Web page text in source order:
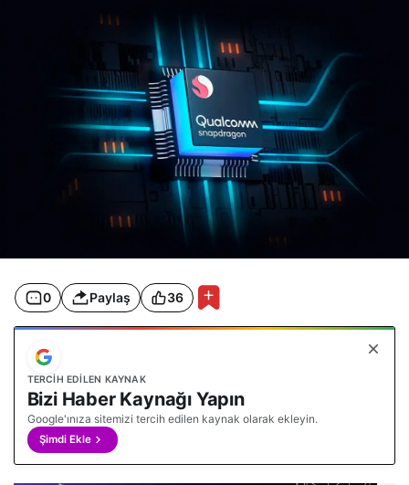
0 Paylaş 36
TERCIH EDILEN KAYNAK
Bizi Haber Kaynağı Yapın
Google'ınıza sitemizi tercih edilen kaynak olarak ekleyin.
Şimdi Ekle